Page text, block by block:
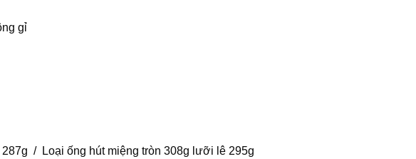
gỉ
/ Loại ống hút miệng tròn 308g lưỡi lê 295g